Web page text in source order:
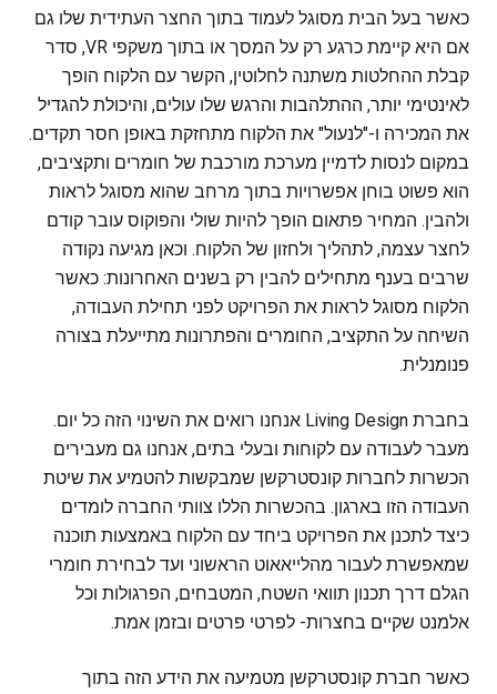
כאשר בעל הבית מסוגל לעמוד בתוך החצר העתידית שלו גם
אם היא קיימת כרגע רק על המסך או בתוך משקפי VR, סדר
קבלת ההחלטות משתנה לחלוטין, הקשר עם הלקוח הופך
לאינטימי יותר, ההתלהבות והרגש שלו עולים, והיכולת להגדיל
את המכירה ו-"לנעול" את הלקוח מתחזקת באופן חסר תקדים.
במקום לנסות לדמיין מערכת מורכבת של חומרים ותקציבים,
הוא פשוט בוחן אפשרויות בתוך מרחב שהוא מסוגל לראות
ולהבין. המחיר פתאום הופך להיות שולי והפוקוס עובר קודם
לחצר עצמה, לתהליך ולחזון של הלקוח. וכאן מגיעה נקודה
שרבים בענף מתחילים להבין רק בשנים האחרונות: כאשר
הלקוח מסוגל לראות את הפרויקט לפני תחילת העבודה,
השיחה על התקציב, החומרים והפתרונות מתייעלת בצורה
פנומנלית.
בחברת Living Design אנחנו רואים את השינוי הזה כל יום.
מעבר לעבודה עם לקוחות ובעלי בתים, אנחנו גם מעבירים
הכשרות לחברות קונסטרקשן שמבקשות להטמיע את שיטת
העבודה הזו בארגון. בהכשרות הללו צוותי החברה לומדים
כיצד לתכנן את הפרויקט ביחד עם הלקוח באמצעות תוכנה
שמאפשרת לעבור מהלייאאוט הראשוני ועד לבחירת חומרי
הגלם דרך תכנון תוואי השטח, המטבחים, הפרגולות וכל
אלמנט שקיים בחצרות- לפרטי פרטים ובזמן אמת.
כאשר חברת קונסטרקשן מטמיעה את הידע הזה בתוך